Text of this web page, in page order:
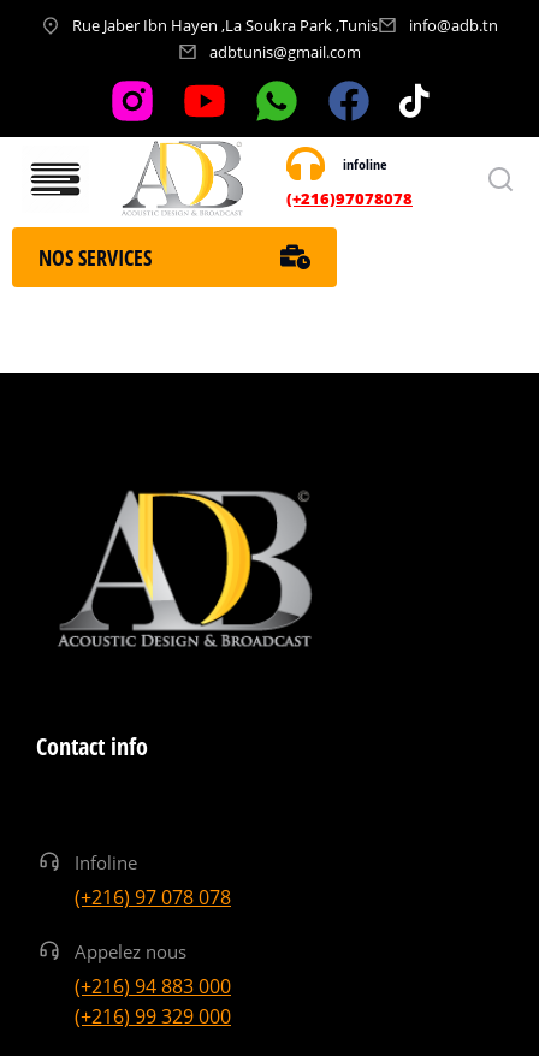
Rue Jaber Ibn Hayen ,La Soukra Park ,Tunis
info@adb.tn
adbtunis@gmail.com
infoline
(+216)97078078
Nos services
NOS SERVICES
Contact info
Infoline
(+216) 97 078 078
Appelez nous
(+216) 94 883 000
(+216) 99 329 000